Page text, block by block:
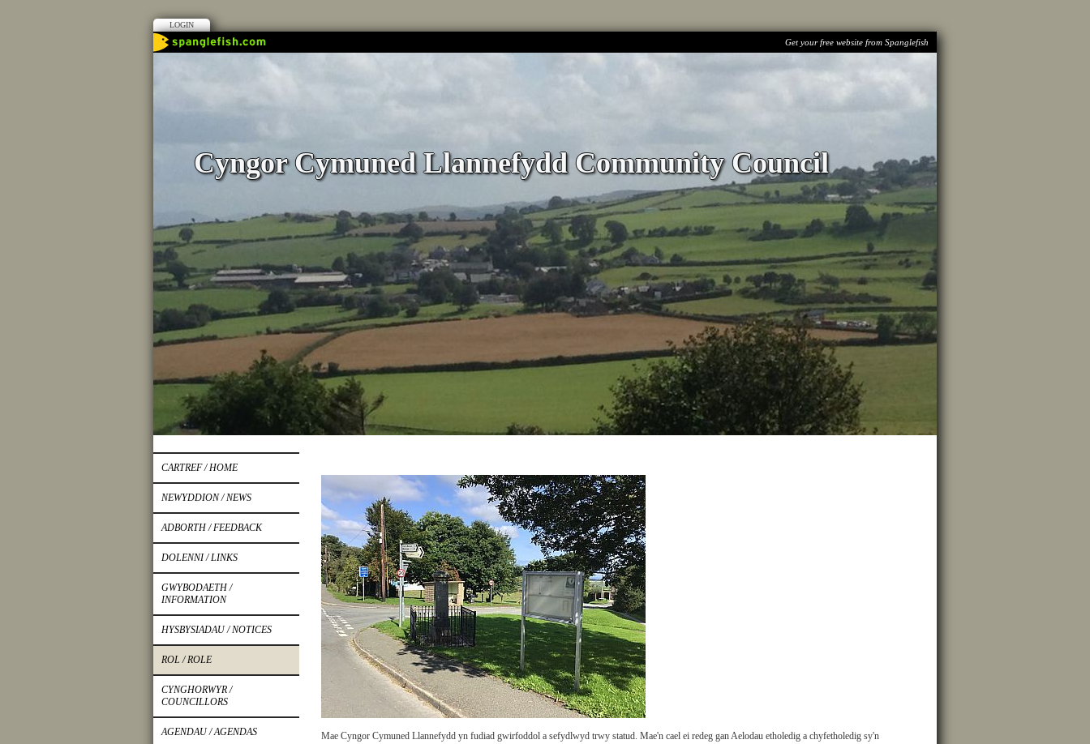
LOGIN
Get your free website from Spanglefish
Cyngor Cymuned Llannefydd Community Council
CARTREF / HOME
NEWYDDION / NEWS
ADBORTH / FEEDBACK
DOLENNI / LINKS
GWYBODAETH /
INFORMATION
HYSBYSIADAU / NOTICES
ROL / ROLE
CYNGHORWYR /
COUNCILLORS
AGENDAU / AGENDAS
Mae Cyngor Cymuned Llannefydd yn fudiad gwirfoddol a sefydlwyd trwy statud. Mae'n cael ei redeg gan Aelodau etholedig a chyfetholedig sy'n